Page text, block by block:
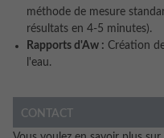
méthode de mesure
résultats en 4-5 minutes).
Rapports d'Aw : Création
l'eau.
CONTACT